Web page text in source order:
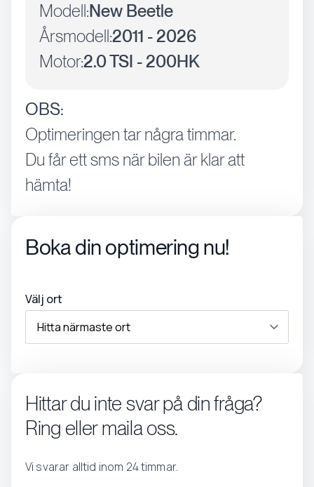
Modell:New Beetle
Årsmodell:2011 - 2026
Motor:2.0 TSI - 200HK
OBS:
Optimeringen tar några timmar.
Du får ett sms när bilen är klar att
hämta!
Boka din optimering nu!
Välj ort
Hittar du inte svar på din fråga?
Ring eller maila oss.
Vi svarar alltid inom 24 timmar.